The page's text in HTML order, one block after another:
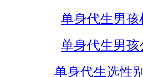
单身代生男孩
单身代生男孩
单身代生选性